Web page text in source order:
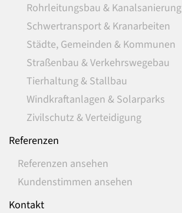
Rohrleitungsbau & Kanalsanierung
Schwertransport & Kranarbeiten
Städte, Gemeinden & Kommunen
Straßenbau & Verkehrswegebau
Tierhaltung & Stallbau
Windkraftanlagen & Solarparks
Zivilschutz & Verteidigung
Referenzen
Referenzen ansehen
Kundenstimmen ansehen
Kontakt